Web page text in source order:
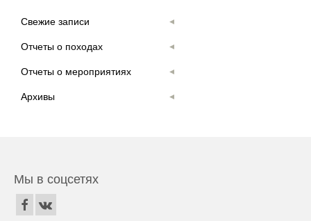
Свежие записи
Отчеты о походах
Отчеты о мероприятиях
Архивы
Мы в соцсетях